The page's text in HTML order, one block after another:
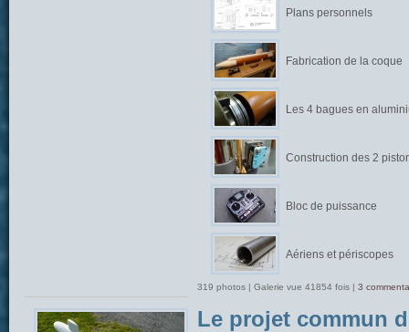
Plans personnels
Fabrication de la coque
Les 4 bagues en
Construction des 2
Bloc de puissance
Aériens et périscopes
319 photos | Galerie vue 41854 fois | 3
Le projet commun